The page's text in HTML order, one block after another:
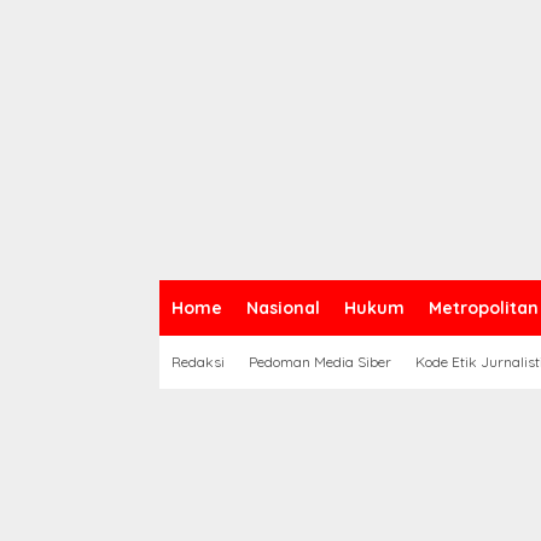
Home Nasional Hukum Metropolitan
Redaksi Pedoman Media Siber Kode Etik